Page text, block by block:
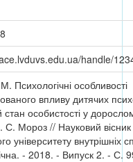
handle/
Психологічні особливості
впливу дитячих
стан особистості у
Мороз // Науковий вісник
університету внутрішніх
- 2018. - Випуск 2. - С.